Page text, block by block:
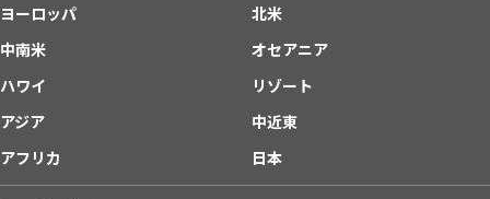
ヨーロッパ
北米
中南米
オセアニア
ハワイ
リゾート
アジア
中近東
アフリカ
日本